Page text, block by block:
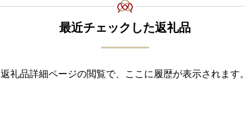
最近チェックした返礼品
返礼品詳細ページの閲覧で、ここに履歴が表示されます。